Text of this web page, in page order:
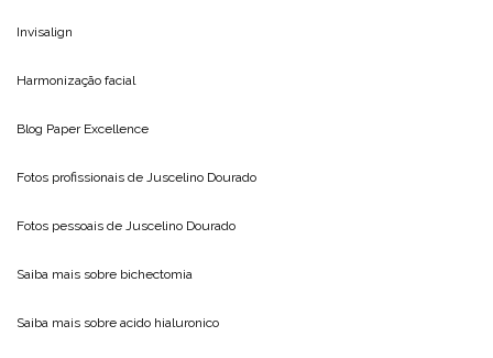
Invisalign
Harmonização facial
Blog Paper Excellence
Fotos profissionais de Juscelino Dourado
Fotos pessoais de Juscelino Dourado
Saiba mais sobre bichectomia
Saiba mais sobre acido hialuronico